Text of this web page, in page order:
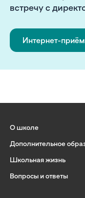
встречу с
Интернет-
О школе
Дополнительное
Школьная жизнь
Вопросы и ответы